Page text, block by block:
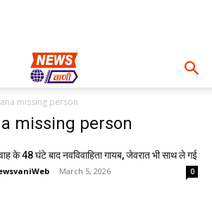
missing person
missing person
के 48 घंटे बाद नवविवाहिता गायब, जेवरात भी साथ ले गई
- March 5, 2026 0